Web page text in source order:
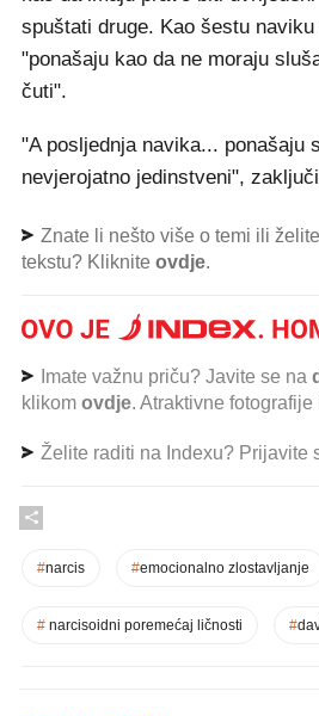
spuštati druge. Kao šestu
"ponašaju kao da ne moraju
čuti".
"A posljednja navika... ponašaju
nevjerojatno jedinstveni",
Znate li nešto više o temi ili
tekstu? Kliknite ovdje.
Imate važnu priču? Javite se na
klikom ovdje. Atraktivne
Želite raditi na Indexu? Prijavite
#narcis #emocionalno zlostavljanje
# narcisoidni poremećaj ličnosti #